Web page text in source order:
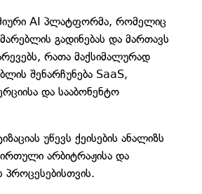
AI პლატფორმა, რომელიც
გადინებას და მართავს
რათა მაქსიმალურად
შენარჩუნება SaaS,
და სააბონენტო
უწევს ქეისების ანალიზს
არბიტრაჟისა და